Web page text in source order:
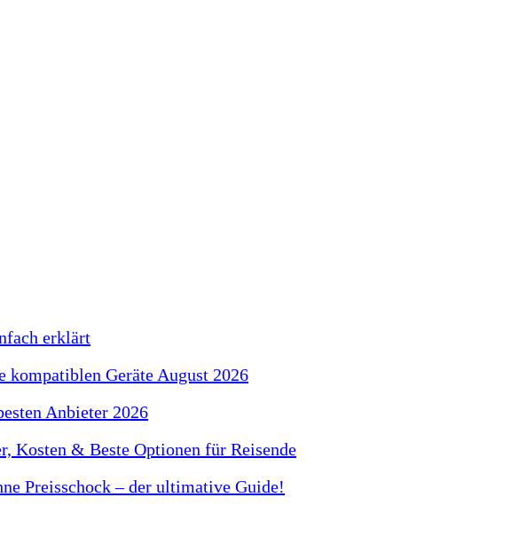
erklärt
Geräte August 2026
Anbieter 2026
Kosten & Beste Optionen für Reisende
Preisschock – der ultimative Guide!